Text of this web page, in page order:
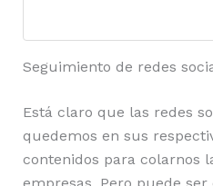
Seguimiento de redes
Está claro que las redes
quedemos en sus
contenidos para colarnos
empresas. Pero puede